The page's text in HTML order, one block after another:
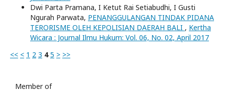
Dwi Parta Pramana, I Ketut Rai Setiabudhi, I Gusti
Ngurah Parwata, PENANGGULANGAN TINDAK PIDANA
TERORISME OLEH KEPOLISIAN DAERAH BALI , Kertha
Wicara : Journal Ilmu Hukum: Vol. 06, No. 02, April 2017
<< < 1 2 3 4 5 > >>
Member of